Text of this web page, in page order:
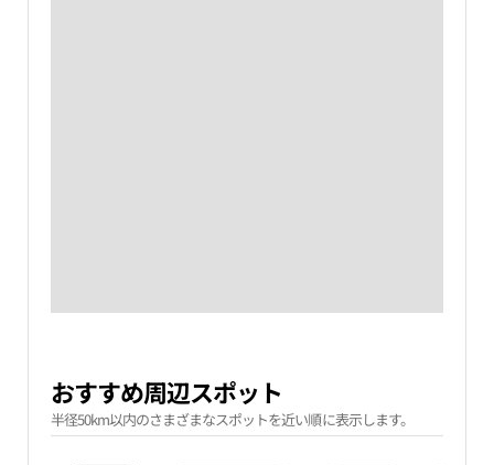
おすすめ周辺スポット
半径50km以内のさまざまなスポットを近い順に表示します。